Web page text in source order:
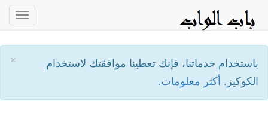
×
باستخدام خدماتنا، فإنك تعطينا موافقتك لاستخدام
الكوكيز. أكثر معلومات.